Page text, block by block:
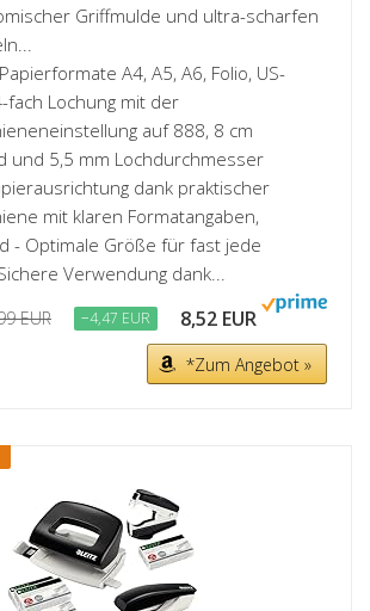
Griffmulde und ultra-scharfen
A4, A5, A6, Folio, US-
fach Lochung mit der
auf 888, 8 cm
und 5,5 mm Lochdurchmesser
dank praktischer
mit klaren Formatangaben,
- Optimale Größe für fast jede
Verwendung dank...
EUR −4,47 EUR 8,52 EUR
*Zum Angebot »